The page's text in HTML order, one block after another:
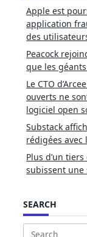
Apple est
application
des
Peacock
que les
Le CTO
ouverts ne
logiciel open
Substack
rédigées avec
Plus d’un
subissent une
SEARCH